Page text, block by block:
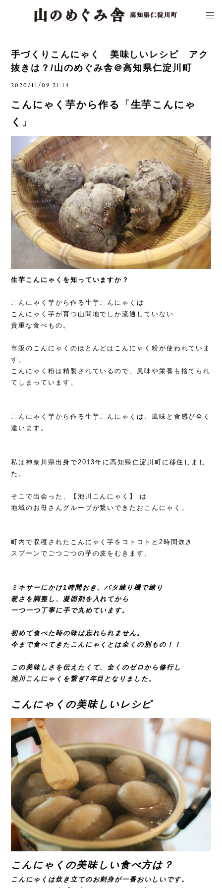
手づくりこんにゃく 美味しいレシピ アク
抜きは？/山のめぐみ舎＠高知県仁淀川町
2020/11/09 21:14
こんにゃく芋から作る「生芋こんにゃ
く」
生芋こんにゃくを知っていますか？
こんにゃく芋から作る生芋こんにゃくは
こんにゃく芋が育つ山間地でしか流通していない
貴重な食べもの。
市販のこんにゃくのほとんどはこんにゃく粉が使われていま
す。
こんにゃく粉は精製されているので、風味や栄養も捨てられ
てしまっています。
こんにゃく芋から作る生芋こんにゃくは、風味と食感が全く
違います。
私は神奈川県出身で2013年に高知県仁淀川町に移住しまし
た。
そこで出会った、【池川こんにゃく】 は
地域のお母さんグループが繋いできたおこんにゃく。
町内で収穫されたこんにゃく芋をコトコトと2時間炊き
スプーンでごつごつの芋の皮をむきます。
ミキサーにかけ1時間おき、バタ練り機で練り
硬さを調整し、凝固剤を入れてから
一つ一つ丁寧に手で丸めています。
初めて食べた時の味は忘れられません。
今まで食べてきたこんにゃくとは全くの別もの！！
この美味しさを伝えたくて、全くのゼロから修行し
池川こんにゃくを繋ぎ7年目となりました。
こんにゃくの美味しいレシピ
こんにゃくの美味しい食べ方は？
こんにゃくは炊き立てのお刺身が一番おいしいです。